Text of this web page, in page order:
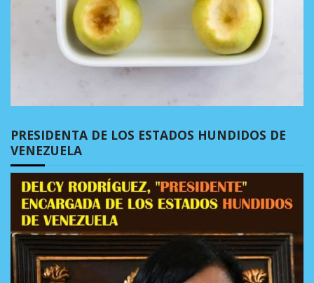
PRESIDENTA DE LOS ESTADOS HUNDIDOS DE
VENEZUELA